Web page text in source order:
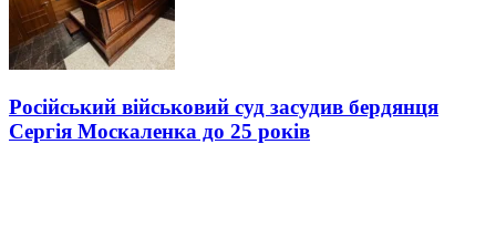
Російський військовий суд засудив бердянця
Сергія Москаленка до 25 років